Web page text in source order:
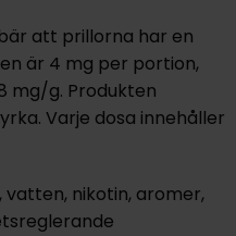
att prillorna har en
är 4 mg per portion,
mg/g. Produkten
Varje dosa innehåller
vatten, nikotin, aromer,